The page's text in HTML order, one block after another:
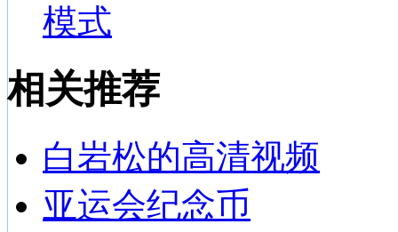
模式
相关推荐
白岩松的高清视频
亚运会纪念币